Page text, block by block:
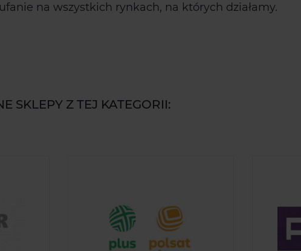
na wszystkich rynkach, na których działamy.
SKLEPY Z TEJ KATEGORII: